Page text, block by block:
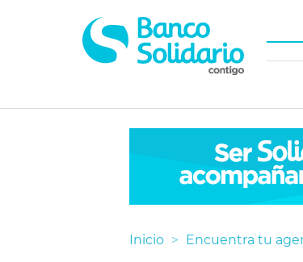
principal
Inicio Encuentra tu